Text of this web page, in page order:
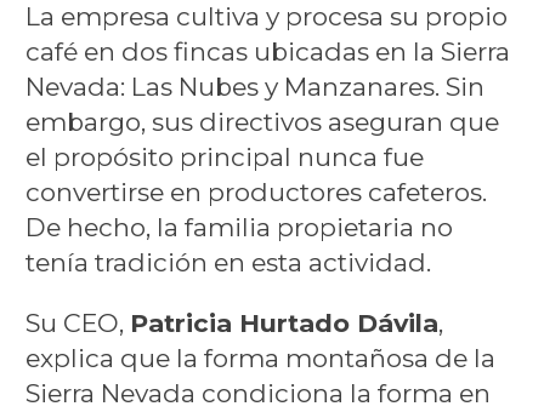
La empresa cultiva y procesa su propio
café en dos fincas ubicadas en la Sierra
Nevada: Las Nubes y Manzanares. Sin
embargo, sus directivos aseguran que
el propósito principal nunca fue
convertirse en productores cafeteros.
De hecho, la familia propietaria no
tenía tradición en esta actividad.
Su CEO, Patricia Hurtado Dávila,
explica que la forma montañosa de la
Sierra Nevada condiciona la forma en